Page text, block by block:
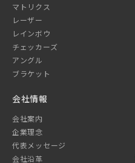
マトリクス
レーザー
レインボウ
チェッカーズ
アングル
ブラケット
会社情報
会社案内
企業理念
代表メッセージ
会社沿革